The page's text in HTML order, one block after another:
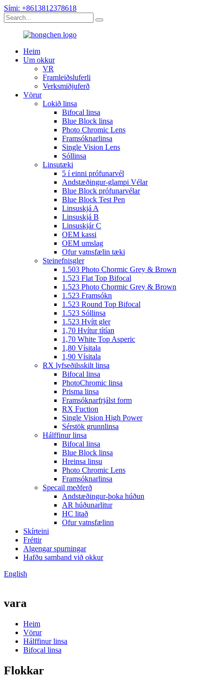
Sími: +8613812378618
Heim
Um okkur
VR
Framleiðsluferli
Verksmiðjuferð
Vörur
Lokið linsa
Bifocal linsa
Blue Block linsa
Photo Chromic Lens
Framsóknarlinsa
Single Vision Lens
Sóllinsa
Linsutæki
5 í einni prófunarvél
Andstæðingur-glampi Vélar
Blue Block prófunarvélar
Blue Block Test Pen
Linsuskjá A
Linsuskjá B
Linsuskjár C
OEM kassi
OEM umslag
Ofur vatnsfælin tæki
Steinefnisgler
1.503 Photo Chormic Grey & Brown
1.523 Flat Top Bifocal
1.523 Photo Chormic Grey & Brown
1.523 Framsókn
1.523 Round Top Bifocal
1.523 Sóllinsa
1.523 Hvítt gler
1,70 Hvítur títían
1,70 White Top Asperic
1,80 Vísitala
1,90 Vísitala
RX lyfseðilsskilt linsa
Bifocal linsa
PhotoChromic linsa
Prisma linsa
Framsóknarfrjálst form
RX Fuction
Single Vision High Power
Sérstök grunnlinsa
Hálffinur linsa
Bifocal linsa
Blue Block linsa
Hreinsa linsu
Photo Chromic Lens
Framsóknarlinsa
Specail meðferð
Andstæðingur-þoka húðun
AR húðunarlitur
HC litað
Ofur vatnsfælinn
Skírteini
Fréttir
Algengar spurningar
Hafðu samband við okkur
English
vara
Heim
Vörur
Hálffinur linsa
Bifocal linsa
Flokkar